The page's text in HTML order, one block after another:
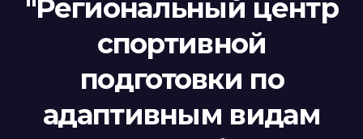
"Региональный центр
спортивной
подготовки по
адаптивным видам